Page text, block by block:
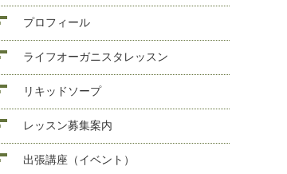
プロフィール
ライフオーガニスタレッスン
リキッドソープ
レッスン募集案内
出張講座（イベント）